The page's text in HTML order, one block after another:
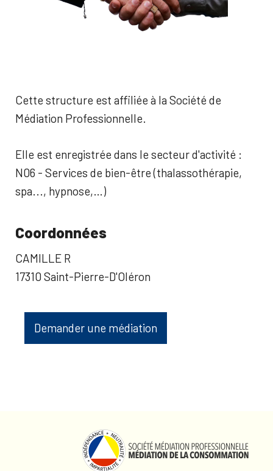
Cette structure est affiliée à la Société de
Médiation Professionnelle.
Elle est enregistrée dans le secteur d'activité :
N06 - Services de bien-être (thalassothérapie,
spa..., hypnose,…)
Coordonnées
CAMILLE R
17310 Saint-Pierre-D'Oléron
Demander une médiation